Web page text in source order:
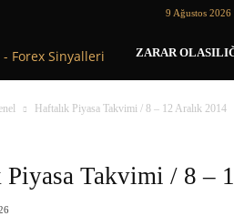
9 Ağustos 2026
Forex
Koçu
ZARAR
Haftalık Piyasa Takvimi / 8 – 12 Aralık 2014
Piyasa Takvimi / 8 –